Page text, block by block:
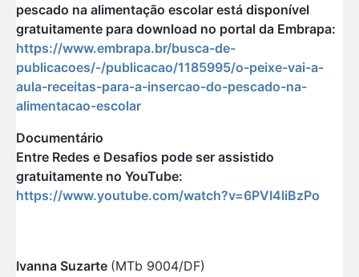
pescado na alimentação escolar está disponível
gratuitamente para download no portal da Embrapa:
https://www.embrapa.br/busca-de-
publicacoes/-/publicacao/1185995/o-peixe-vai-a-
aula-receitas-para-a-insercao-do-pescado-na-
alimentacao-escolar
Documentário
Entre Redes e Desafios pode ser assistido
gratuitamente no YouTube:
https://www.youtube.com/watch?v=6PVI4liBzPo
Ivanna Suzarte (MTb 9004/DF)